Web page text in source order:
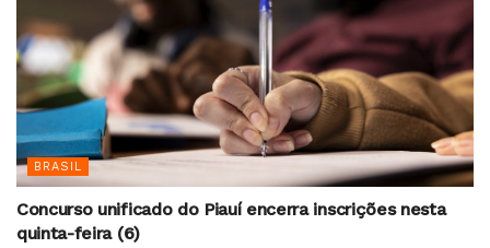
BRASIL
Concurso unificado do Piauí encerra inscrições nesta
quinta-feira (6)